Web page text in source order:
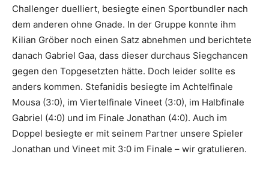
Challenger duelliert, besiegte einen Sportbundler nach
dem anderen ohne Gnade. In der Gruppe konnte ihm
Kilian Gröber noch einen Satz abnehmen und berichtete
danach Gabriel Gaa, dass dieser durchaus Siegchancen
gegen den Topgesetzten hätte. Doch leider sollte es
anders kommen. Stefanidis besiegte im Achtelfinale
Mousa (3:0), im Viertelfinale Vineet (3:0), im Halbfinale
Gabriel (4:0) und im Finale Jonathan (4:0). Auch im
Doppel besiegte er mit seinem Partner unsere Spieler
Jonathan und Vineet mit 3:0 im Finale – wir gratulieren.